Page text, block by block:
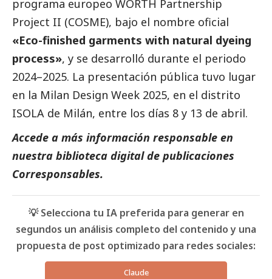
programa europeo WORTH Partnership
Project II (COSME), bajo el nombre oficial
«Eco-finished garments with natural dyeing
process», y se desarrolló durante el periodo
2024–2025. La presentación pública tuvo lugar
en la Milan Design Week 2025, en el distrito
ISOLA de Milán, entre los días 8 y 13 de abril.
Accede a más información responsable en
nuestra biblioteca digital de publicaciones
Corresponsables.
💡 Selecciona tu IA preferida para generar en
segundos un análisis completo del contenido y una
propuesta de post optimizado para redes sociales:
Claude